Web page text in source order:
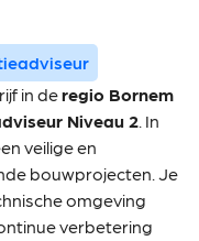
in deregio Bornem
Niveau 2. In
veilige en
bouwprojecten. Je
omgeving
verbetering